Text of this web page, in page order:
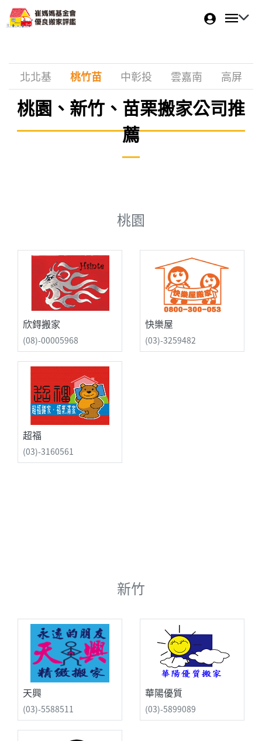
北北基 桃竹苗 中彰投 雲嘉南 高屏
桃園、新竹、苗栗搬家公司推
薦
桃園
欣鍀搬家
(08)-00005968
快樂屋
(03)-3259482
超福
(03)-3160561
新竹
天興
(03)-5588511
華陽優質
(03)-5899089